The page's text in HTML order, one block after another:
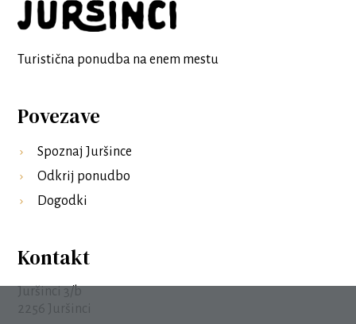
Turistična ponudba na enem mestu
Povezave
Spoznaj Juršince
Odkrij ponudbo
Dogodki
Kontakt
Juršinci 3/b
2256 Juršinci